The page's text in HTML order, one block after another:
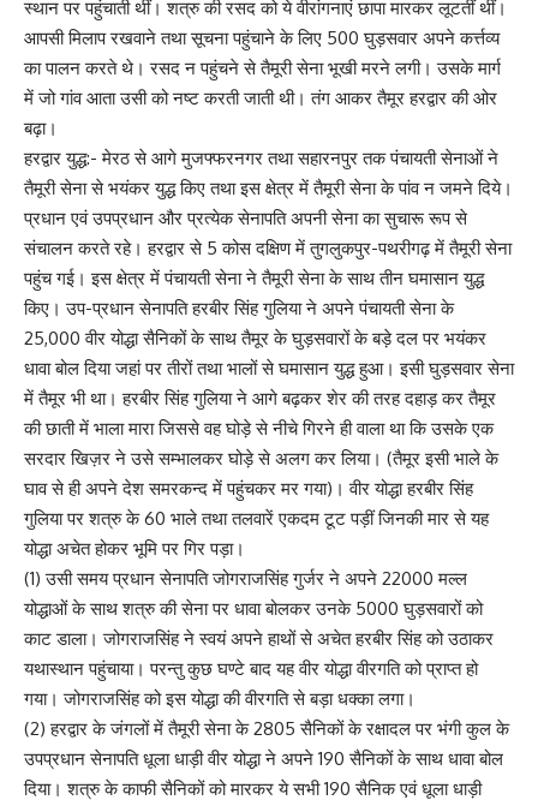
स्थान पर पहुंचाती थीं। शत्रु की रसद को ये वीरांगनाएं छापा मारकर लूटतीं थीं।
आपसी मिलाप रखवाने तथा सूचना पहुंचाने के लिए 500 घुड़सवार अपने कर्त्तव्य
का पालन करते थे। रसद न पहुंचने से तैमूरी सेना भूखी मरने लगी। उसके मार्ग
में जो गांव आता उसी को नष्ट करती जाती थी। तंग आकर तैमूर हरद्वार की ओर
बढ़ा।
हरद्वार युद्ध:- मेरठ से आगे मुजफ्फरनगर तथा सहारनपुर तक पंचायती सेनाओं ने
तैमूरी सेना से भयंकर युद्ध किए तथा इस क्षेत्र में तैमूरी सेना के पांव न जमने दिये।
प्रधान एवं उपप्रधान और प्रत्येक सेनापति अपनी सेना का सुचारू रूप से
संचालन करते रहे। हरद्वार से 5 कोस दक्षिण में तुगलुकपुर-पथरीगढ़ में तैमूरी सेना
पहुंच गई। इस क्षेत्र में पंचायती सेना ने तैमूरी सेना के साथ तीन घमासान युद्ध
किए। उप-प्रधान सेनापति हरबीर सिंह गुलिया ने अपने पंचायती सेना के
25,000 वीर योद्धा सैनिकों के साथ तैमूर के घुड़सवारों के बड़े दल पर भयंकर
धावा बोल दिया जहां पर तीरों तथा भालों से घमासान युद्ध हुआ। इसी घुड़सवार सेना
में तैमूर भी था। हरबीर सिंह गुलिया ने आगे बढ़कर शेर की तरह दहाड़ कर तैमूर
की छाती में भाला मारा जिससे वह घोड़े से नीचे गिरने ही वाला था कि उसके एक
सरदार खिज़र ने उसे सम्भालकर घोड़े से अलग कर लिया। (तैमूर इसी भाले के
घाव से ही अपने देश समरकन्द में पहुंचकर मर गया)। वीर योद्धा हरबीर सिंह
गुलिया पर शत्रु के 60 भाले तथा तलवारें एकदम टूट पड़ीं जिनकी मार से यह
योद्धा अचेत होकर भूमि पर गिर पड़ा।
(1) उसी समय प्रधान सेनापति जोगराजसिंह गुर्जर ने अपने 22000 मल्ल
योद्धाओं के साथ शत्रु की सेना पर धावा बोलकर उनके 5000 घुड़सवारों को
काट डाला। जोगराजसिंह ने स्वयं अपने हाथों से अचेत हरबीर सिंह को उठाकर
यथास्थान पहुंचाया। परन्तु कुछ घण्टे बाद यह वीर योद्धा वीरगति को प्राप्त हो
गया। जोगराजसिंह को इस योद्धा की वीरगति से बड़ा धक्का लगा।
(2) हरद्वार के जंगलों में तैमूरी सेना के 2805 सैनिकों के रक्षादल पर भंगी कुल के
उपप्रधान सेनापति धूला धाड़ी वीर योद्धा ने अपने 190 सैनिकों के साथ धावा बोल
दिया। शत्रु के काफी सैनिकों को मारकर ये सभी 190 सैनिक एवं धूला धाड़ी